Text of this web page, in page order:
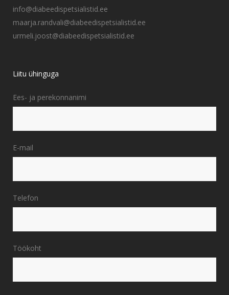
info@diabeedispetsialistid.ee
maarja.randvali@diabeedispetsialistid.ee
urmeli.joost@diabeedispetsialistid.ee
Liitu ühinguga
Ees- ja perekonnanimi
E-mail
Telefon
Töökoht